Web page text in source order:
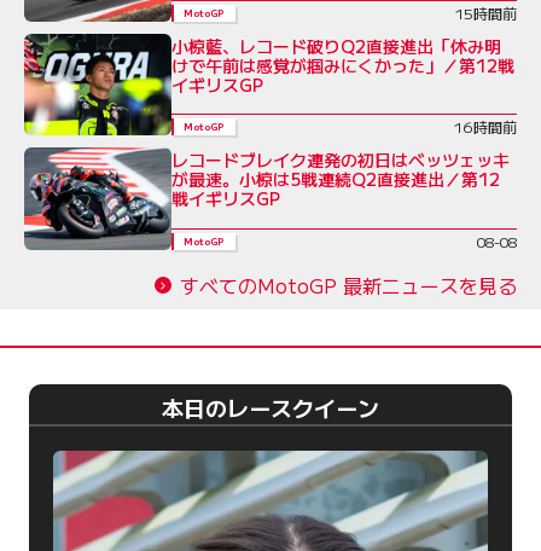
MotoGP 15時間前
小椋藍、レコード破りQ2直接進出「休み明
けで午前は感覚が掴みにくかった」／第12戦
イギリスGP
MotoGP 16時間前
レコードブレイク連発の初日はベッツェッキ
が最速。小椋は5戦連続Q2直接進出／第12
戦イギリスGP
MotoGP 08-08
すべてのMotoGP 最新ニュースを見る
本日のレースクイーン